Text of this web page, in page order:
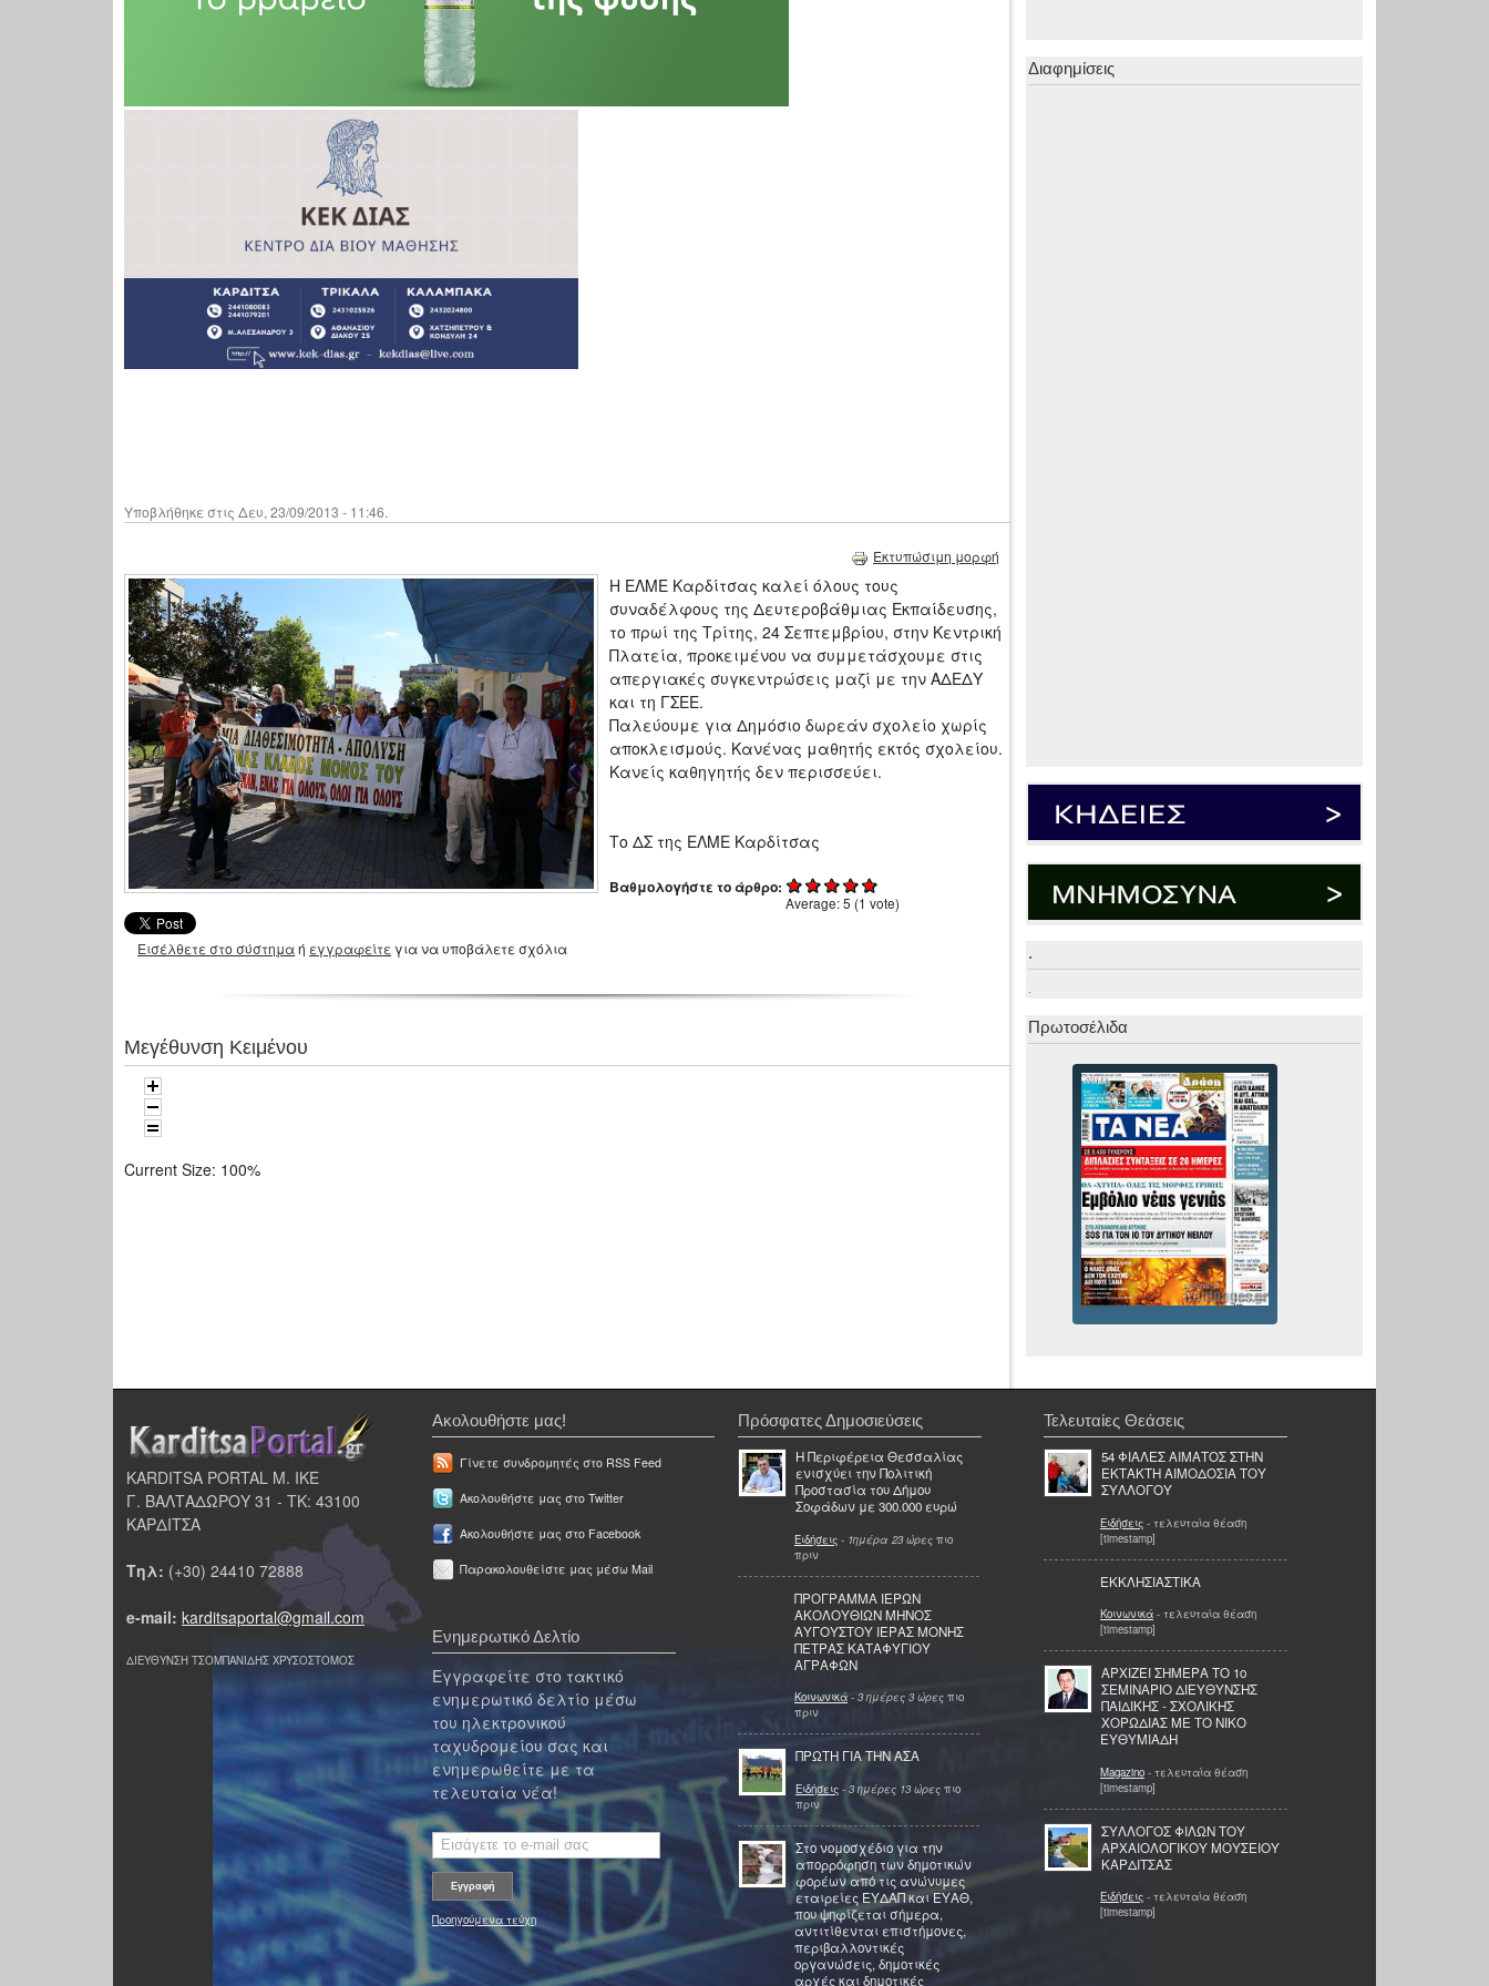
Υποβλήθηκε στις Δευ, 23/09/2013 - 11:46.
Εκτυπώσιμη μορφή
Η ΕΛΜΕ Καρδίτσας καλεί όλους τους
συναδέλφους της Δευτεροβάθμιας Εκπαίδευσης,
το πρωί της Τρίτης, 24 Σεπτεμβρίου, στην Κεντρική
Πλατεία, προκειμένου να συμμετάσχουμε στις
απεργιακές συγκεντρώσεις μαζί με την ΑΔΕΔΥ
και τη ΓΣΕΕ.
Παλεύουμε για Δημόσιο δωρεάν σχολείο χωρίς
αποκλεισμούς. Κανένας μαθητής εκτός σχολείου.
Κανείς καθηγητής δεν περισσεύει.
Το ΔΣ της ΕΛΜΕ Καρδίτσας
Βαθμολογήστε το άρθρο:
Average:5 (1 vote)
Εισέλθετε στο σύστημαή εγγραφείτε για να υποβάλετε σχόλια
Μεγέθυνση Κειμένου
Current Size: 100%
Διαφημίσεις
.
.
Πρωτοσέλιδα
KARDITSA PORTAL Μ. ΙΚΕ
Γ. ΒΑΛΤΑΔΩΡΟΥ 31 - ΤΚ: 43100
ΚΑΡΔΙΤΣΑ
Τηλ: (+30) 24410 72888
e-mail: karditsaportal@gmail.com
ΔΙΕΥΘΥΝΣΗ ΤΣΟΜΠΑΝΙΔΗΣ ΧΡΥΣΟΣΤΟΜΟΣ
Ακολουθήστε μας!
Γίνετε συνδρομητές στο RSS Feed
Ακολουθήστε μας στο Twitter
Ακολουθήστε μας στο Facebook
Παρακολουθείστε μας μέσω Mail
Ενημερωτικό Δελτίο
Εγγραφείτε στο τακτικό
ενημερωτικό δελτίο μέσω
του ηλεκτρονικού
ταχυδρομείου σας και
ενημερωθείτε με τα
τελευταία νέα!
Προηγούμενα τεύχη
Πρόσφατες Δημοσιεύσεις
Η Περιφέρεια Θεσσαλίας
ενισχύει την Πολιτική
Προστασία του Δήμου
Σοφάδων με 300.000 ευρώ
Ειδήσεις - 1ημέρα 23 ώρες πιο
πριν
ΠΡΟΓΡΑΜΜΑ ΙΕΡΩΝ
ΑΚΟΛΟΥΘΙΩΝ ΜΗΝΟΣ
ΑΥΓΟΥΣΤΟΥ ΙΕΡΑΣ ΜΟΝΗΣ
ΠΕΤΡΑΣ ΚΑΤΑΦΥΓΙΟΥ
ΑΓΡΑΦΩΝ
Κοινωνικά - 3 ημέρες 3 ώρες πιο
πριν
ΠΡΩΤΗ ΓΙΑ ΤΗΝ ΑΣΑ
Ειδήσεις - 3 ημέρες 13 ώρες πιο
πριν
Στο νομοσχέδιο για την
απορρόφηση των δημοτικών
φορέων από τις ανώνυμες
εταιρείες ΕΥΔΑΠ και ΕΥΑΘ,
που ψηφίζεται σήμερα,
αντιτίθενται επιστήμονες,
περιβαλλοντικές
οργανώσεις, δημοτικές
αρχές και δημοτικές
Τελευταίες Θεάσεις
54 ΦΙΑΛΕΣ ΑΙΜΑΤΟΣ ΣΤΗΝ
ΕΚΤΑΚΤΗ ΑΙΜΟΔΟΣΙΑ ΤΟΥ
ΣΥΛΛΟΓΟΥ
Ειδήσεις - τελευταία θέαση
[timestamp]
ΕΚΚΛΗΣΙΑΣΤΙΚΑ
Κοινωνικά - τελευταία θέαση
[timestamp]
ΑΡΧΙΖΕΙ ΣΗΜΕΡΑ ΤΟ 1ο
ΣΕΜΙΝΑΡΙΟ ΔΙΕΥΘΥΝΣΗΣ
ΠΑΙΔΙΚΗΣ - ΣΧΟΛΙΚΗΣ
ΧΟΡΩΔΙΑΣ ΜΕ ΤΟ ΝΙΚΟ
ΕΥΘΥΜΙΑΔΗ
Magazino - τελευταία θέαση
[timestamp]
ΣΥΛΛΟΓΟΣ ΦΙΛΩΝ ΤΟΥ
ΑΡΧΑΙΟΛΟΓΙΚΟΥ ΜΟΥΣΕΙΟΥ
ΚΑΡΔΙΤΣΑΣ
Ειδήσεις - τελευταία θέαση
[timestamp]